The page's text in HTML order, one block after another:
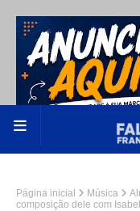
Página inicial Música
composição dele com